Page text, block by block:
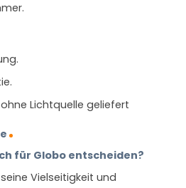
Lichtquelle geliefert
für Globo entscheiden?
Vielseitigkeit und